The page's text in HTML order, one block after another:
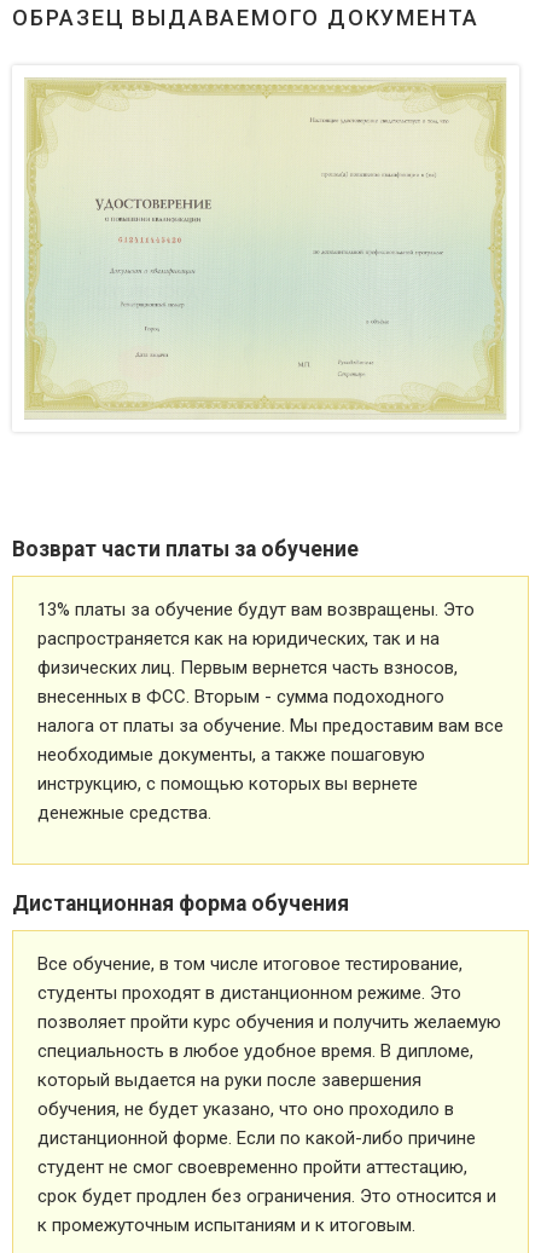
ОБРАЗЕЦ ВЫДАВАЕМОГО ДОКУМЕНТА
Возврат части платы за обучение
13% платы за обучение будут вам возвращены. Это
распространяется как на юридических, так и на
физических лиц. Первым вернется часть взносов,
внесенных в ФСС. Вторым - сумма подоходного
налога от платы за обучение. Мы предоставим вам все
необходимые документы, а также пошаговую
инструкцию, с помощью которых вы вернете
денежные средства.
Дистанционная форма обучения
Все обучение, в том числе итоговое тестирование,
студенты проходят в дистанционном режиме. Это
позволяет пройти курс обучения и получить желаемую
специальность в любое удобное время. В дипломе,
который выдается на руки после завершения
обучения, не будет указано, что оно проходило в
дистанционной форме. Если по какой-либо причине
студент не смог своевременно пройти аттестацию,
срок будет продлен без ограничения. Это относится и
к промежуточным испытаниям и к итоговым.